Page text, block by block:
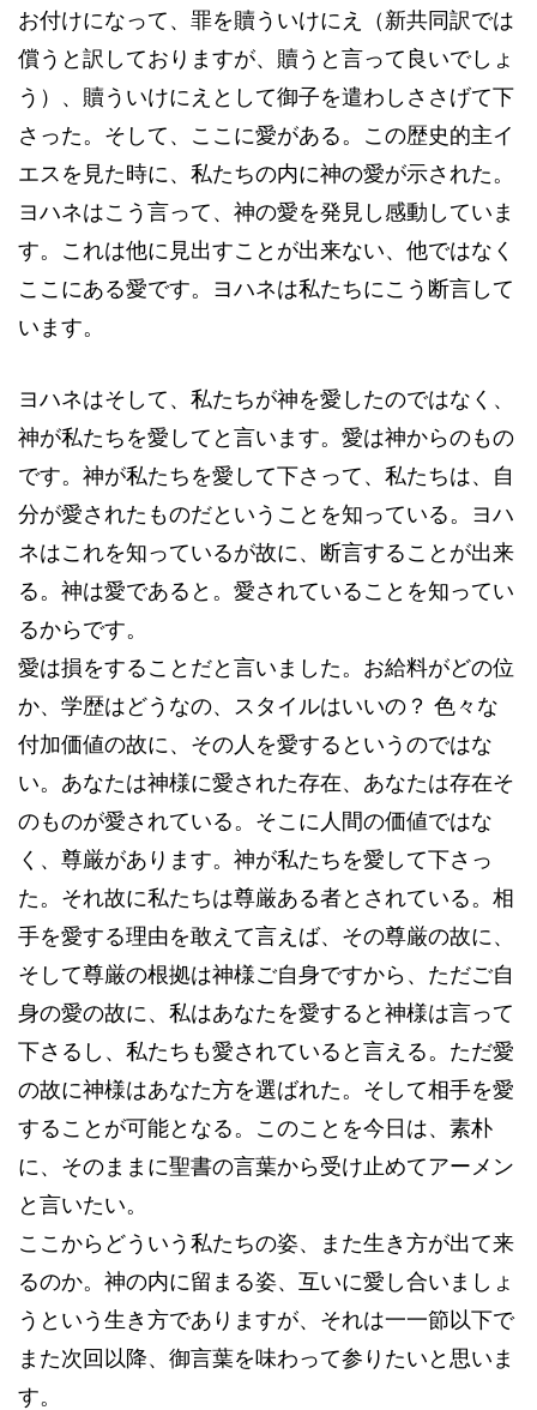
お付けになって、罪を贖ういけにえ（新共同訳では
償うと訳しておりますが、贖うと言って良いでしょ
う）、贖ういけにえとして御子を遣わしささげて下
さった。そして、ここに愛がある。この歴史的主イ
エスを見た時に、私たちの内に神の愛が示された。
ヨハネはこう言って、神の愛を発見し感動していま
す。これは他に見出すことが出来ない、他ではなく
ここにある愛です。ヨハネは私たちにこう断言して
います。
ヨハネはそして、私たちが神を愛したのではなく、
神が私たちを愛してと言います。愛は神からのもの
です。神が私たちを愛して下さって、私たちは、自
分が愛されたものだということを知っている。ヨハ
ネはこれを知っているが故に、断言することが出来
る。神は愛であると。愛されていることを知ってい
るからです。
愛は損をすることだと言いました。お給料がどの位
か、学歴はどうなの、スタイルはいいの？ 色々な
付加価値の故に、その人を愛するというのではな
い。あなたは神様に愛された存在、あなたは存在そ
のものが愛されている。そこに人間の価値ではな
く、尊厳があります。神が私たちを愛して下さっ
た。それ故に私たちは尊厳ある者とされている。相
手を愛する理由を敢えて言えば、その尊厳の故に、
そして尊厳の根拠は神様ご自身ですから、ただご自
身の愛の故に、私はあなたを愛すると神様は言って
下さるし、私たちも愛されていると言える。ただ愛
の故に神様はあなた方を選ばれた。そして相手を愛
することが可能となる。このことを今日は、素朴
に、そのままに聖書の言葉から受け止めてアーメン
と言いたい。
ここからどういう私たちの姿、また生き方が出て来
るのか。神の内に留まる姿、互いに愛し合いましょ
うという生き方でありますが、それは一一節以下で
また次回以降、御言葉を味わって参りたいと思いま
す。